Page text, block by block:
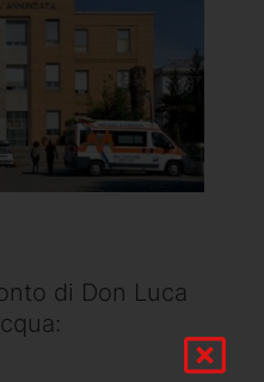
di Don Luca